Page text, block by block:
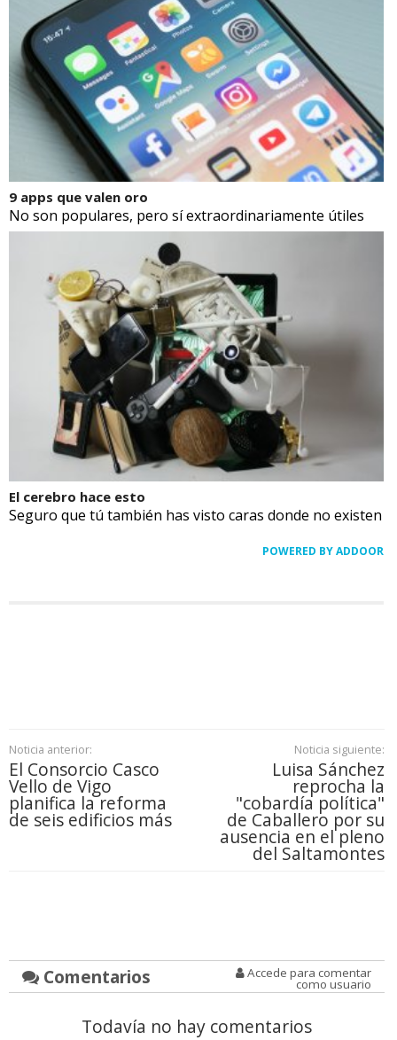
9 apps que valen oro
No son populares, pero sí extraordinariamente útiles
El cerebro hace esto
Seguro que tú también has visto caras donde no existen
POWERED BY ADDOOR
Noticia anterior:
El Consorcio Casco
Vello de Vigo
planifica la reforma
de seis edificios más
Noticia siguiente:
Luisa Sánchez
reprocha la
"cobardía política"
de Caballero por su
ausencia en el pleno
del Saltamontes
Comentarios Accede para comentar
como usuario
Todavía no hay comentarios